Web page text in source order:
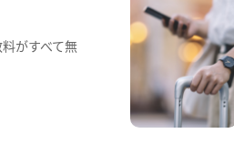
がすべて無